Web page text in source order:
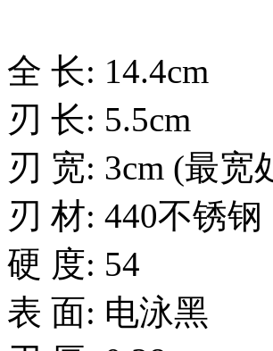
全 长: 14.4cm
刃 长: 5.5cm
刃 宽: 3cm (最宽
刃 材: 440不锈钢
硬 度: 54
表 面: 电泳黑